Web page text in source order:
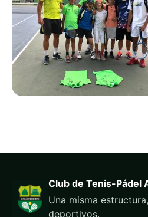
Club de Tenis-Pádel
Una misma
deportivos.